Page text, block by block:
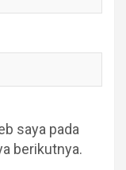
saya pada
berikutnya.